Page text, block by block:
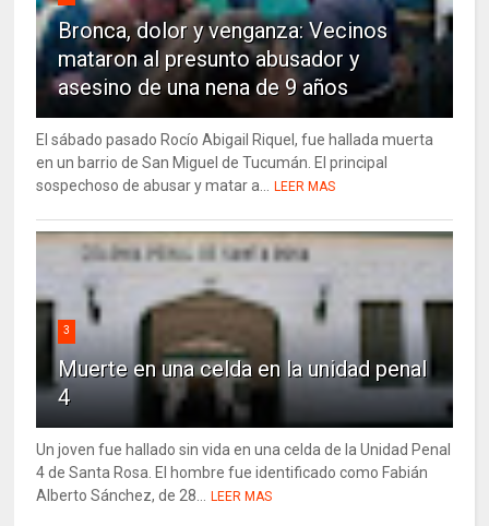
Bronca, dolor y venganza: Vecinos
mataron al presunto abusador y
asesino de una nena de 9 años
El sábado pasado Rocío Abigail Riquel, fue hallada muerta
en un barrio de San Miguel de Tucumán. El principal
sospechoso de abusar y matar a...
LEER MAS
3
Muerte en una celda en la unidad penal
4
Un joven fue hallado sin vida en una celda de la Unidad Penal
4 de Santa Rosa. El hombre fue identificado como Fabián
Alberto Sánchez, de 28...
LEER MAS